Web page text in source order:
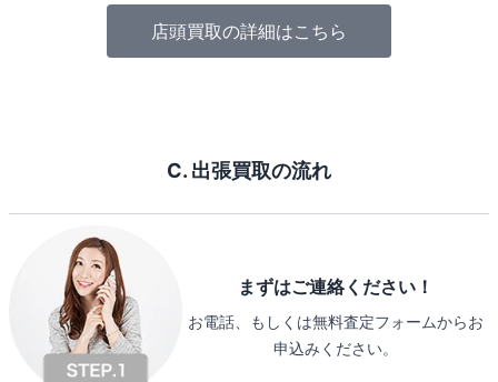
店頭買取の詳細はこちら
C. 出張買取の流れ
まずはご連絡ください！
お電話、もしくは無料査定フォームからお
申込みください。